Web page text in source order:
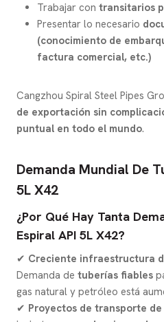
Trabajar con transitarios
Presentar lo necesario
(conocimiento de
factura comercial, etc.)
Cangzhou Spiral Steel Pipes
de exportación sin
puntual en todo el mundo.
Demanda Mundial De
5L X42
¿Por Qué Hay Tanta
Espiral API 5L X42?
✔ Creciente infraestructura
Demanda de tuberías fiables
gas natural y petróleo está
✔ Proyectos de transporte de